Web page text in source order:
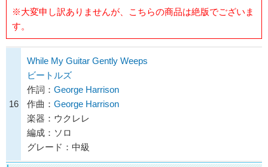
※大変申し訳ありませんが、こちらの商品は絶版でございま
す。
16
While My Guitar Gently Weeps
ビートルズ
作詞： George Harrison
作曲： George Harrison
楽器：ウクレレ
編成：ソロ
グレード：中級